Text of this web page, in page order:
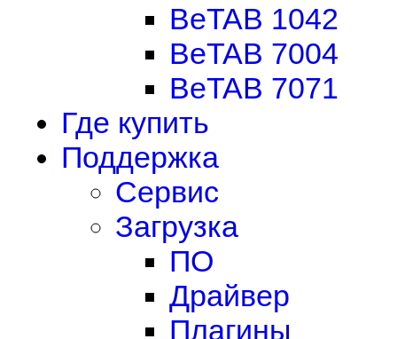
BeTAB 1042
BeTAB 7004
BeTAB 7071
Где купить
Поддержка
Сервис
Загрузка
ПО
Драйвер
Плагины